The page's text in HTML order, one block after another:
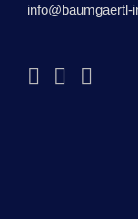
info@baumgaertl-